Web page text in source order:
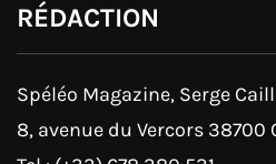
RÉDACTION
Spéléo Magazine, Serge
8, avenue du Vercors 38700